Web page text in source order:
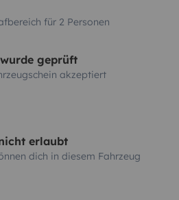
für 2 Personen
geprüft
akzeptiert
erlaubt
dich in diesem Fahrzeug